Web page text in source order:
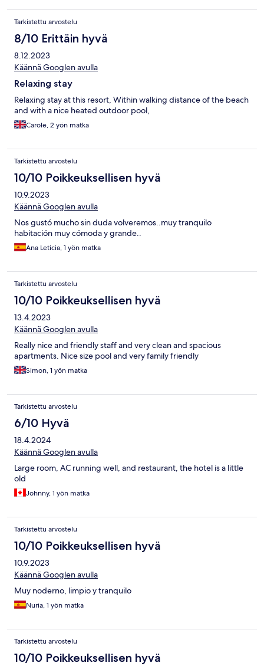
Tarkistettu arvostelu
8/10 Erittäin hyvä
8.12.2023
Käännä Googlen avulla
Relaxing stay
Relaxing stay at this resort, Within walking distance of the beach
and with a nice heated outdoor pool,
Carole, 2 yön matka
Tarkistettu arvostelu
10/10 Poikkeuksellisen hyvä
10.9.2023
Käännä Googlen avulla
Nos gustó mucho sin duda volveremos..muy tranquilo
habitación muy cómoda y grande..
Ana Leticia, 1 yön matka
Tarkistettu arvostelu
10/10 Poikkeuksellisen hyvä
13.4.2023
Käännä Googlen avulla
Really nice and friendly staff and very clean and spacious
apartments. Nice size pool and very family friendly
Simon, 1 yön matka
Tarkistettu arvostelu
6/10 Hyvä
18.4.2024
Käännä Googlen avulla
Large room, AC running well, and restaurant, the hotel is a little
old
Johnny, 1 yön matka
Tarkistettu arvostelu
10/10 Poikkeuksellisen hyvä
10.9.2023
Käännä Googlen avulla
Muy noderno, limpio y tranquilo
Nuria, 1 yön matka
Tarkistettu arvostelu
10/10 Poikkeuksellisen hyvä